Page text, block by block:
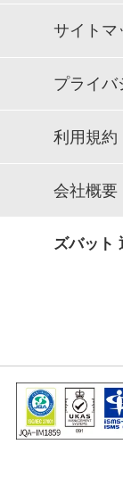
サイトマ
プライバ
利用規約
会社概要
ズバット